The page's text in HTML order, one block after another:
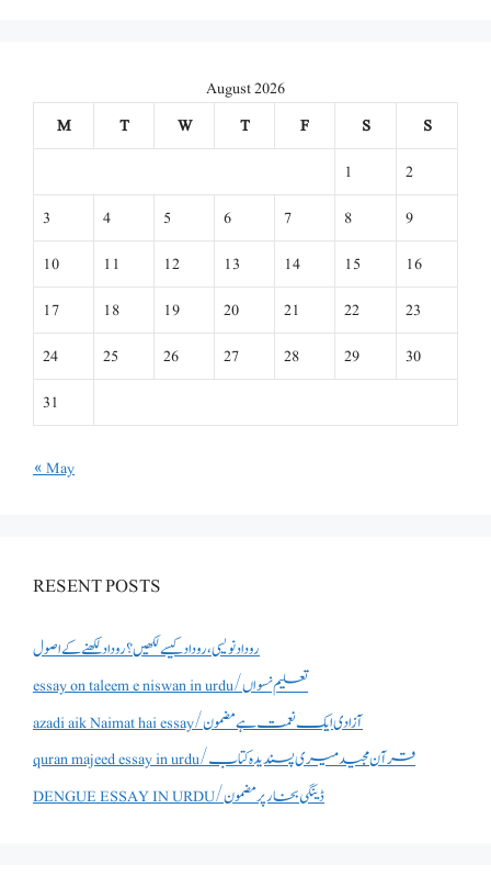
August 2026
M
T W T F S
S
1
2
3
4 5 6 7 8
9
10
11 12 13 14 15
16
17
18 19 20 21 22
23
24
25 26 27 28 29
30
31
« May
RESENT POSTS
روداد نویسی ،روداد کیسے لکھیں؟ روداد لکھنے کے اصول
essay on taleem e niswan in urdu/تعلیم نسواں
azadi aik Naimat hai essay/آزادی ایک نعمت ہے مضمون
quran majeed essay in urdu/قرآن مجید میری پسندیدہ کتاب
DENGUE ESSAY IN URDU/ڈینگی بخار پر مضمون